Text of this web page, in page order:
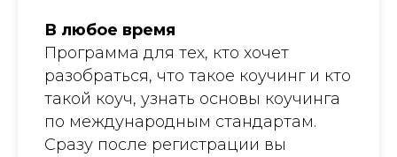
В любое время
Программа для тех, кто хочет
разобраться, что такое коучинг и кто
такой коуч, узнать основы коучинга
по международным стандартам.
Сразу после регистрации вы